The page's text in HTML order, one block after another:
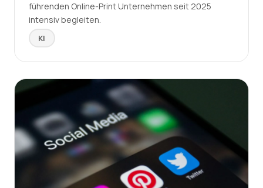
führenden Online-Print Unternehmen seit 2025
intensiv begleiten.
KI